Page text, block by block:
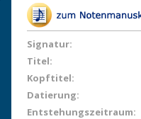
Signatur:
Titel:
Kopftitel:
Datierung:
Entstehungszeitraum: